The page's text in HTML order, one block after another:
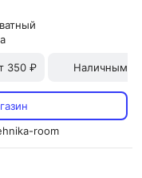
350 ₽ Наличными
room